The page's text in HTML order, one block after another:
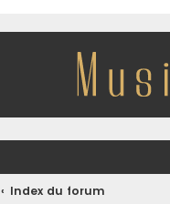
Index du forum